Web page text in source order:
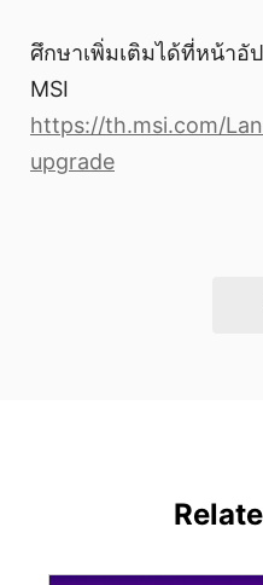
ศึกษาเพิ่มเติมได้ที่หน้าอั
MSI
https://th.msi.com/
upgrade